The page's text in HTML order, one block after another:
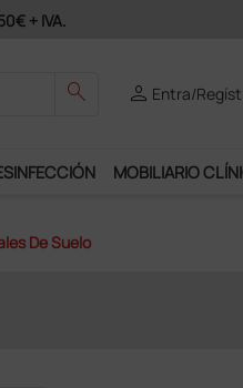
disfrutar de muchos
search person Entra/
MOBILIARIO
De Suelo